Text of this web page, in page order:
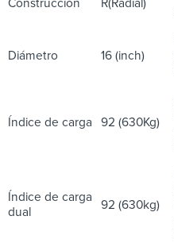
Construcción R(Radial)
Diámetro 16 (inch)
Índice de carga 92 (630Kg)
Índice de carga
dual
92 (630kg)